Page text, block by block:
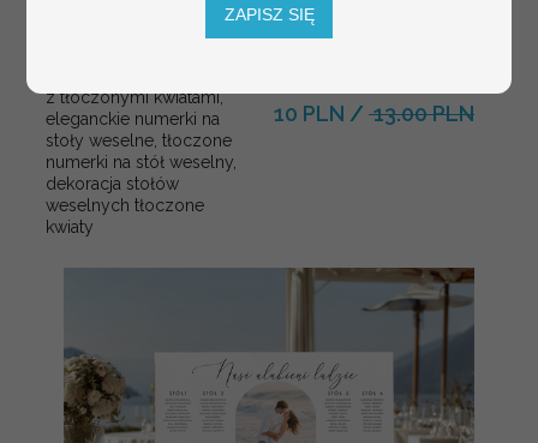
z tłoczonymi kwiatami,
eleganckie numerki na
stoły weselne, tłoczone
numerki na stół weselny,
dekoracja stołów
weselnych tłoczone
kwiaty
10 PLN / 13.00 PLN
ZAPISZ SIĘ